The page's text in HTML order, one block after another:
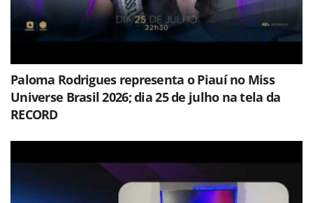
Paloma Rodrigues representa o Piauí no Miss
Universe Brasil 2026; dia 25 de julho na tela da
RECORD